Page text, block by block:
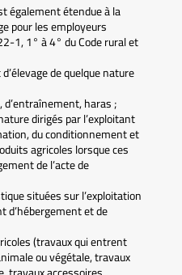
également étendue à la
pour les employeurs
1, 1° à 4° du Code rural et
de quelque nature
haras ;
dirigés par l’exploitant
du conditionnement et
agricoles lorsque ces
de l’acte de
situées sur l’exploitation
d’hébergement et de
(travaux qui entrent
ou végétale, travaux